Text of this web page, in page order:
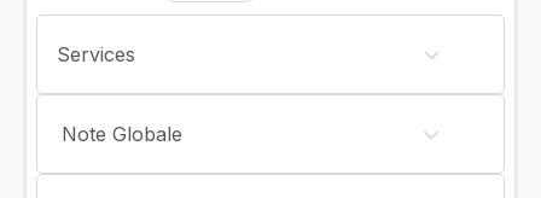
Note Globale